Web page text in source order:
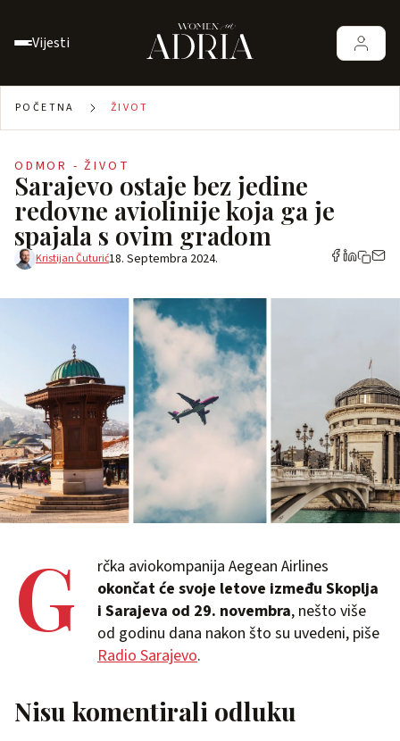
Vijesti
POČETNA ŽIVOT
ODMOR - ŽIVOT
Sarajevo ostaje bez jedine
redovne aviolinije koja ga je
spajala s ovim gradom
Kristijan Čuturić18. Septembra 2024.
G
rčka aviokompanija Aegean Airlines
okončat će svoje letove između Skoplja
i Sarajeva od 29. novembra, nešto više
od godinu dana nakon što su uvedeni, piše
Radio Sarajevo.
Nisu komentirali odluku